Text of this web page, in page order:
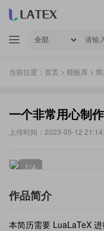
当前位置： 首页 > 模板库 >
一个非常用心制
上传时间：2023-05-12
1/4
作品简介
本简历需要 LuaLaTeX 进